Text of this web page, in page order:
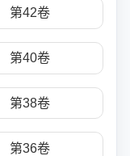
第42卷
第40卷
第38卷
第36卷